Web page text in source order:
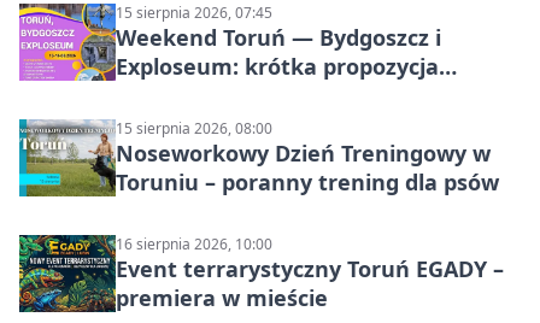
15 sierpnia 2026, 07:45
Weekend Toruń — Bydgoszcz i
Exploseum: krótka propozycja
15 sierpnia 2026, 08:00
Noseworkowy Dzień Treningowy w
Toruniu – poranny trening dla psów
16 sierpnia 2026, 10:00
Event terrarystyczny Toruń EGADY –
premiera w mieście